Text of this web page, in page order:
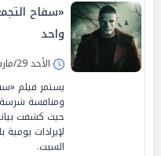
واحد
الأحد 29/مارس/2026 - 02:44 م
يستمر فيلم
ومنافسة شرسة
السبت.